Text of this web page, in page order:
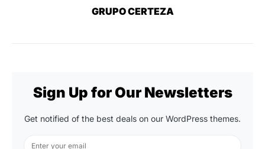
GRUPO CERTEZA
Sign Up for Our Newsletters
Get notified of the best deals on our WordPress themes.